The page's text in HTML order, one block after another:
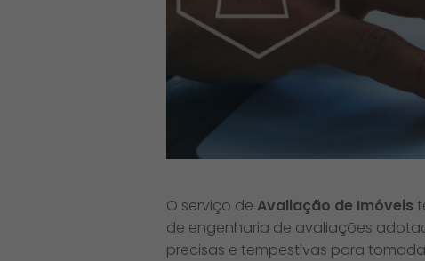
O serviço de Avaliação de Imóveis
de engenharia de avaliações
precisas e tempestivas para